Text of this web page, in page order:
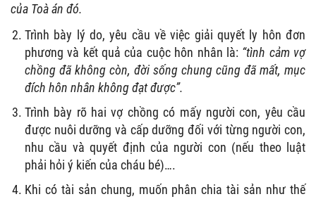
của Toà án đó.
Trình bày lý do, yêu cầu về việc giải quyết ly hôn đơn
phương và kết quả của cuộc hôn nhân là: “tình cảm vợ
chồng đã không còn, đời sống chung cũng đã mất, mục
đích hôn nhân không đạt được”.
Trình bày rõ hai vợ chồng có mấy người con, yêu cầu
được nuôi dưỡng và cấp dưỡng đối với từng người con,
nhu cầu và quyết định của người con (nếu theo luật
phải hỏi ý kiến của cháu bé)….
Khi có tài sản chung, muốn phân chia tài sản như thế